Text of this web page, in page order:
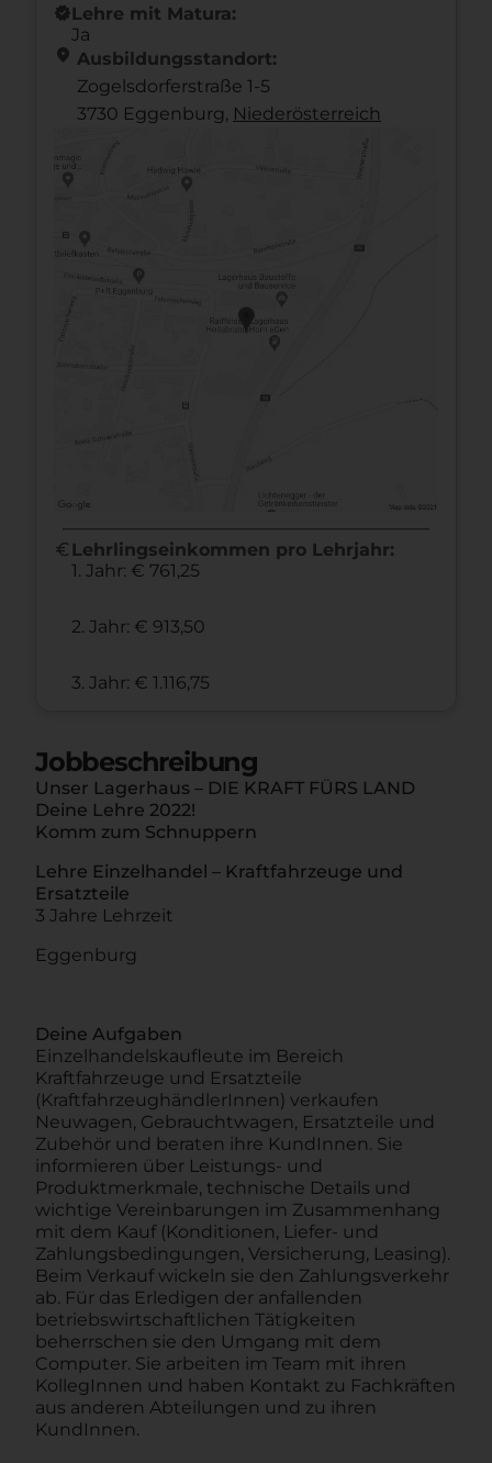
new_releasesLehre mit Matura:
Ja
location_on Ausbildungsstandort:
Zogelsdorferstraße 1-5
3730 Eggenburg, Nieder­österreich
euro Lehrlingseinkommen pro Lehrjahr:
1. Jahr: € 761,25
2. Jahr: € 913,50
3. Jahr: € 1.116,75
Jobbeschreibung
Unser Lagerhaus – DIE KRAFT FÜRS LAND
Deine Lehre 2022!
Komm zum Schnuppern
Lehre Einzelhandel – Kraftfahrzeuge und
Ersatzteile
3 Jahre Lehrzeit
Eggenburg
Deine Aufgaben
Einzelhandelskaufleute im Bereich
Kraftfahrzeuge und Ersatzteile
(KraftfahrzeughändlerInnen) verkaufen
Neuwagen, Gebrauchtwagen, Ersatzteile und
Zubehör und beraten ihre KundInnen. Sie
informieren über Leistungs- und
Produktmerkmale, technische Details und
wichtige Vereinbarungen im Zusammenhang
mit dem Kauf (Konditionen, Liefer- und
Zahlungsbedingungen, Versicherung, Leasing).
Beim Verkauf wickeln sie den Zahlungsverkehr
ab. Für das Erledigen der anfallenden
betriebswirtschaftlichen Tätigkeiten
beherrschen sie den Umgang mit dem
Computer. Sie arbeiten im Team mit ihren
KollegInnen und haben Kontakt zu Fachkräften
aus anderen Abteilungen und zu ihren
KundInnen.